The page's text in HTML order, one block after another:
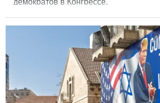
демократов в Конгрессе.